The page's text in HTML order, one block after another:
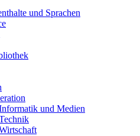
und Sprachen
und Medien